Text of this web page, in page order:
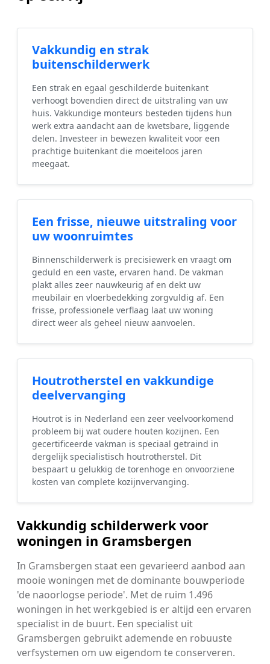
Vakkundig en strak
buitenschilderwerk
Een strak en egaal geschilderde buitenkant
verhoogt bovendien direct de uitstraling van uw
huis. Vakkundige monteurs besteden tijdens hun
werk extra aandacht aan de kwetsbare, liggende
delen. Investeer in bewezen kwaliteit voor een
prachtige buitenkant die moeiteloos jaren
meegaat.
Een frisse, nieuwe uitstraling voor
uw woonruimtes
Binnenschilderwerk is precisiewerk en vraagt om
geduld en een vaste, ervaren hand. De vakman
plakt alles zeer nauwkeurig af en dekt uw
meubilair en vloerbedekking zorgvuldig af. Een
frisse, professionele verflaag laat uw woning
direct weer als geheel nieuw aanvoelen.
Houtrotherstel en vakkundige
deelvervanging
Houtrot is in Nederland een zeer veelvoorkomend
probleem bij wat oudere houten kozijnen. Een
gecertificeerde vakman is speciaal getraind in
dergelijk specialistisch houtrotherstel. Dit
bespaart u gelukkig de torenhoge en onvoorziene
kosten van complete kozijnvervanging.
Vakkundig schilderwerk voor
woningen in Gramsbergen
In Gramsbergen staat een gevarieerd aanbod aan
mooie woningen met de dominante bouwperiode
'de naoorlogse periode'. Met de ruim 1.496
woningen in het werkgebied is er altijd een ervaren
specialist in de buurt. Een specialist uit
Gramsbergen gebruikt ademende en robuuste
verfsystemen om uw eigendom te conserveren.